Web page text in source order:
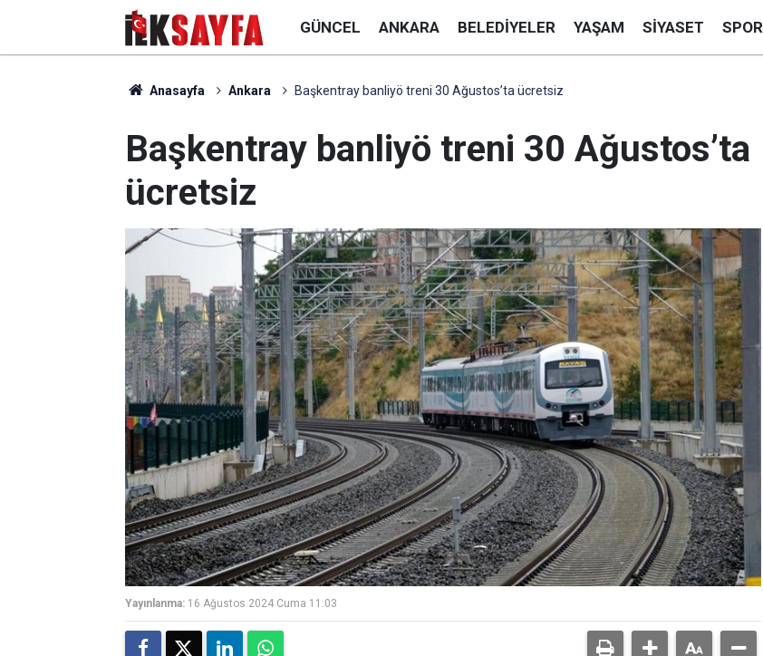
GÜNCEL ANKARA BELEDIYELER YAŞAM SIYASET SPOR
Anasayfa Ankara Başkentray banliyö treni 30 Ağustos’ta ücretsiz
Başkentray banliyö treni 30 Ağustos’ta
ücretsiz
Yayınlanma: 16 Ağustos 2024 Cuma 11:03